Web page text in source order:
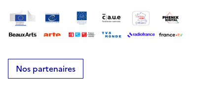
Nos partenaires